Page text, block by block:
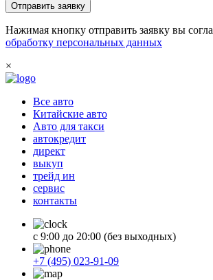
Отправить заявку
Нажимая кнопку отправить заявку вы
обработку персональных данных
×
Все авто
Китайские авто
Авто для такси
автокредит
директ
выкуп
трейд ин
сервис
контакты
с 9:00 до 20:00 (без выходных)
+7 (495) 023-91-09